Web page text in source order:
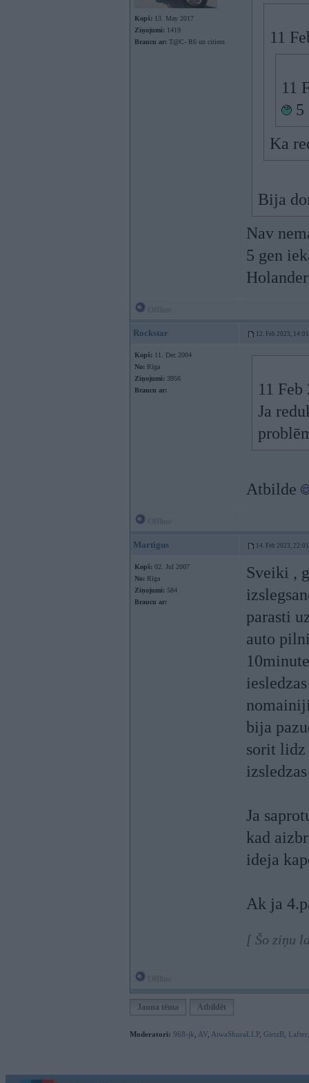
Kopš: 13. May 2017
Ziņojumi: 1419
Braucu ar: T@C- R6 un citiem 11
11
5
Ka
Bija
Nav
5 gen
Rockstar 12. Feb 2023, 14:01
Kopš: 11. Dec 2004
No: Rīga
Ziņojumi: 3956
Braucu ar:
11
Ja
Atbilde
Martigus 14. Feb 2023, 22:01
Kopš: 02. Jul 2007
No: Rīga
Ziņojumi: 584
Braucu ar:
Sveiki ,
parasti
auto
bija
sorit lidz
Ja
kad
ideja
Ak ja
[ Šo ziņu
Jauna tēma Atbildēt
Moderatori: 968-jk AV AiwaShuraLLP, GirtzB Lafter